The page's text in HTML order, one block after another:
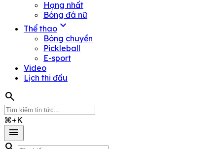
Hạng nhất
Bóng đá nữ
Thể thao expand_more
Bóng chuyền
Pickleball
E-sport
Video
Lịch thi đấu
search
⌘+K
menu